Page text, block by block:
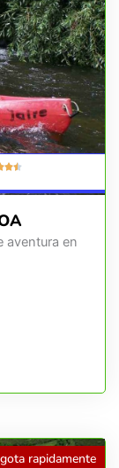
aventura en
rapidamente